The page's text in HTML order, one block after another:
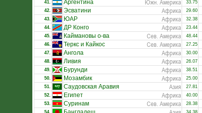
41. Аргентина Южн. Америка 33.75
42. Эсватини Африка 29.60
43. ЮАР Африка 32.38
44. ДР Конго Африка 23.44
45. Каймановы о-ва Сев. Америка 48.44
46. Теркс и Кайкос Сев. Америка 27.25
47. Ангола Африка 30.00
48. Ливия Африка 26.07
49. Бурунди Африка 38.51
50. Мозамбик Африка 25.00
51. Саудовская Аравия Азия 27.81
52. Египет Африка 40.00
53. Суринам Сев. Америка 28.38
54. 34.38